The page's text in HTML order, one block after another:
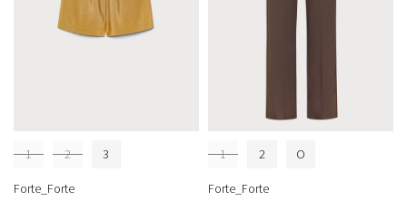
1 2 3
Forte_Forte
1 2 O
Forte_Forte